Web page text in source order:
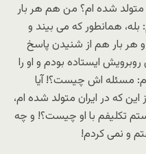
متولد شده ام؟ من هم هر بار
همانطور که می بیند و
هر بار هم از شنیدن پاسخ
ایستاده بودم و او را
مسئله اش چیست؟! آیا
این که در ایران متولد شده ام،
تکلیفم با او چیست؟! و چه
و نمی کردم!